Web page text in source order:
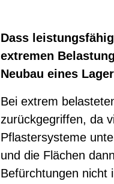
Dass
extremen
Neubau eines
Bei extrem
zurückgegriffen, da
Pflastersysteme
und die Flächen
Befürchtungen nicht